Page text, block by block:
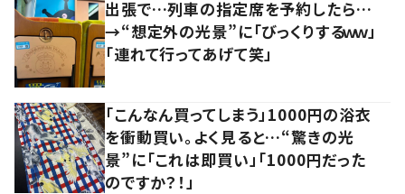
出張で…列車の指定席を予約したら…
→“想定外の光景”に「びっくりするｗｗ」
「連れて行ってあげて笑」
「こんなん買ってしまう」1000円の浴衣
を衝動買い。よく見ると…“驚きの光
景”に「これは即買い」「1000円だった
のですか？！」